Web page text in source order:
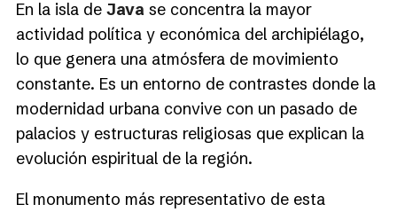
En la isla de Java se concentra la mayor
actividad política y económica del archipiélago,
lo que genera una atmósfera de movimiento
constante. Es un entorno de contrastes donde la
modernidad urbana convive con un pasado de
palacios y estructuras religiosas que explican la
evolución espiritual de la región.
El monumento más representativo de esta